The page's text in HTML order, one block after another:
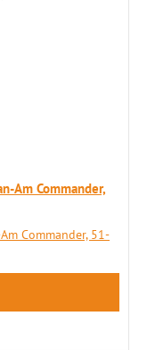
Am Commander,
Commander, 51-